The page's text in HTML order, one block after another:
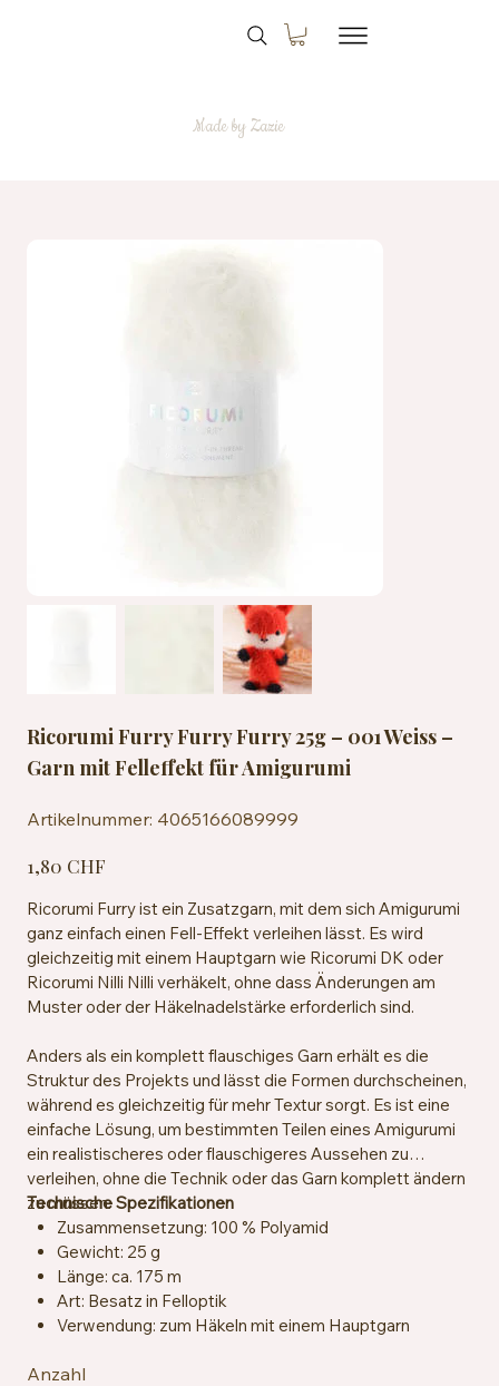
Made by Zazie
Ricorumi Furry Furry Furry 25g – 001 Weiss –
Garn mit Felleffekt für Amigurumi
Artikelnummer: 4065166089999
4065166089999
1,80 CHF
Ricorumi Furry ist ein Zusatzgarn, mit dem sich Amigurumi
ganz einfach einen Fell-Effekt verleihen lässt. Es wird
gleichzeitig mit einem Hauptgarn wie Ricorumi DK oder
Ricorumi Nilli Nilli verhäkelt, ohne dass Änderungen am
Muster oder der Häkelnadelstärke erforderlich sind.
Anders als ein komplett flauschiges Garn erhält es die
Struktur des Projekts und lässt die Formen durchscheinen,
während es gleichzeitig für mehr Textur sorgt. Es ist eine
einfache Lösung, um bestimmten Teilen eines Amigurumi
ein realistischeres oder flauschigeres Aussehen zu
verleihen, ohne die Technik oder das Garn komplett ändern
zu müssen.
Technische Spezifikationen
Zusammensetzung: 100 % Polyamid
Gewicht: 25 g
Länge: ca. 175 m
Art: Besatz in Felloptik
Verwendung: zum Häkeln mit einem Hauptgarn
Pflegehinweise: Maschinenwaschbar bei 30 °C
Anzahl